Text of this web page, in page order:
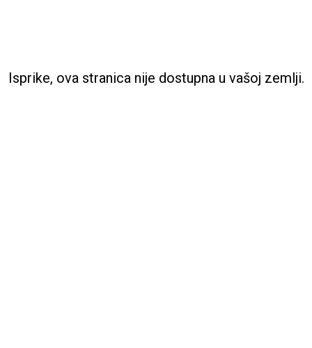
Isprike, ova stranica nije dostupna u vašoj zemlji.